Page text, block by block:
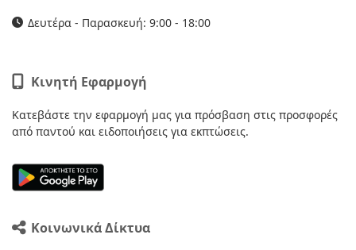
Δευτέρα - Παρασκευή: 9:00 - 18:00
Κινητή Εφαρμογή
Κατεβάστε την εφαρμογή μας για πρόσβαση στις προσφορές
από παντού και ειδοποιήσεις για εκπτώσεις.
Κοινωνικά Δίκτυα